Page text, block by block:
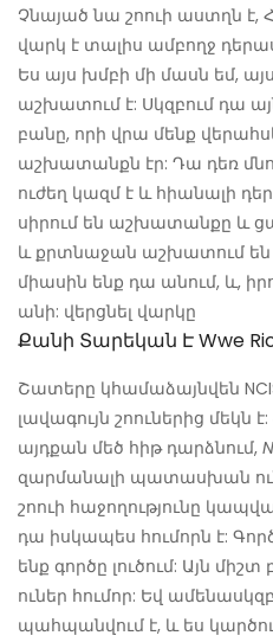
Չնայած նա շոուի աստղն է,
վարկ է տալիս ամբողջ
Ես այս խմբի մի մասն եմ,
աշխատում է: Սկզբում դա
բանը, որի վրա մենք
աշխատանքն էր: Դա դեռ
ուժեղ կազմ է և հիանալի
սիրում են աշխատանքը և
և քրտնաջան աշխատում են
միասին ենք դա անում, և,
անի: վերցնել վարկը
Քանի Տարեկան Է Wwe Ric
Շատերը կհամաձայնվեն
լավագույն շոուներից մեկն
այդքան մեծ հիթ դարձնում,
զարմանալի պատասխան
շոուի հաջողությունը
դա իսկապես հումորն է:
ենք գործը լուծում: Այն
ուներ հումոր: Եվ
պահպանվում է, և ես